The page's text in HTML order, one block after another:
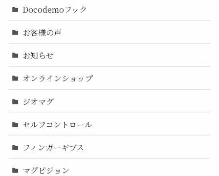
Docodemoフック
お客様の声
お知らせ
オンラインショップ
ジオマグ
セルフコントロール
フィンガーギブス
マグピジョン